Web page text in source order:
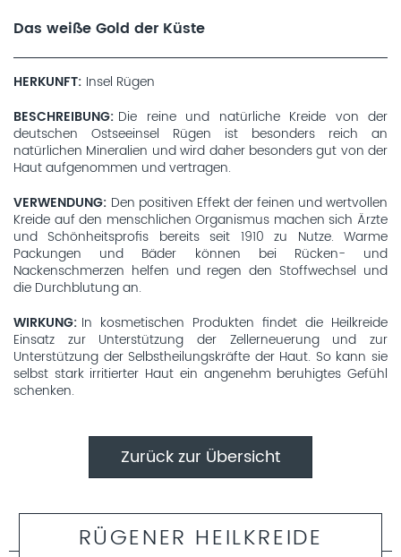
Das weiße Gold der Küste
HERKUNFT Insel Rügen
BESCHREIBUNG Die reine und natürliche Kreide von der
deutschen Ostseeinsel Rügen ist besonders reich an
natürlichen Mineralien und wird daher besonders gut von der
Haut aufgenommen und vertragen.
VERWENDUNG Den positiven Effekt der feinen und wertvollen
Kreide auf den menschlichen Organismus machen sich Ärzte
und Schönheitsprofis bereits seit 1910 zu Nutze. Warme
Packungen und Bäder können bei Rücken- und
Nackenschmerzen helfen und regen den Stoffwechsel und
die Durchblutung an.
WIRKUNG In kosmetischen Produkten findet die Heilkreide
Einsatz zur Unterstützung der Zellerneuerung und zur
Unterstützung der Selbstheilungskräfte der Haut. So kann sie
selbst stark irritierter Haut ein angenehm beruhigtes Gefühl
schenken.
Zurück zur Übersicht
RÜGENER HEILKREIDE